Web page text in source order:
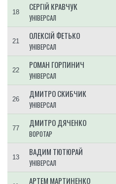
18
СЕРГІЙ КРАВЧУК
УНІВЕРСАЛ
21
ОЛЕКСІЙ ФЕТЬКО
УНІВЕРСАЛ
22
РОМАН ГОРПИНИЧ
УНІВЕРСАЛ
26
ДМИТРО СКИБЧИК
УНІВЕРСАЛ
77
ДМИТРО ДЯЧЕНКО
ВОРОТАР
13
ВАДИМ ТЮТЮРАЙ
УНІВЕРСАЛ
АРТЕМ МАРТИНЕНКО